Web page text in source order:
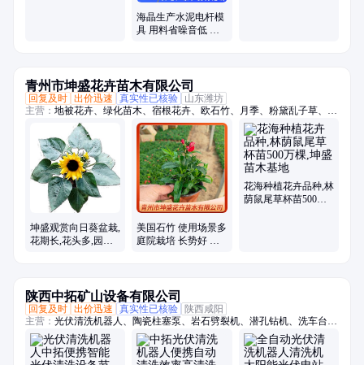
海晶生产水泥电杆模
具 用料省噪音低 制
青州市坤盛花卉苗木有限公司
回复及时 出价迅速 真实性已核验
山东潍坊
主营： 地被花卉、绿化苗木、宿根花卉、欧石竹、月季、粉黛乱子草、时
令草花、菊花
坤盛观赏向日葵盆栽,
花期长,花头多,园林
美国石竹 使用场景多
庭院栽培 长势好 喜
花海种植花卉品种,林
荫鼠尾草杯苗500万
陕西中拓矿山设备有限公司
回复及时 出价迅速 真实性已核验
陕西咸阳
主营： 光伏清洗机器人、陶瓷柱塞泵、岩石劈裂机、潜孔钻机、洗车台、
张拉千斤顶